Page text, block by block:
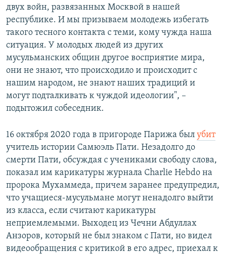
двух войн, развязанных Москвой в нашей
республике. И мы призываем молодежь избегать
такого тесного контакта с теми, кому чужда наша
ситуация. У молодых людей из других
мусульманских общин другое восприятие мира,
они не знают, что происходило и происходит с
нашим народом, не знают наших традиций и
могут подталкивать к чуждой идеологии", –
подытожил собеседник.
16 октября 2020 года в пригороде Парижа был убит
учитель истории Самюэль Пати. Незадолго до
смерти Пати, обсуждая с учениками свободу слова,
показал им карикатуры журнала Charlie Hebdo на
пророка Мухаммеда, причем заранее предупредил,
что учащиеся-мусульмане могут ненадолго выйти
из класса, если считают карикатуры
неприемлемыми. Выходец из Чечни Абдуллах
Анзоров, который не был знаком с Пати, но видел
видеообращения с критикой в его адрес, приехал к